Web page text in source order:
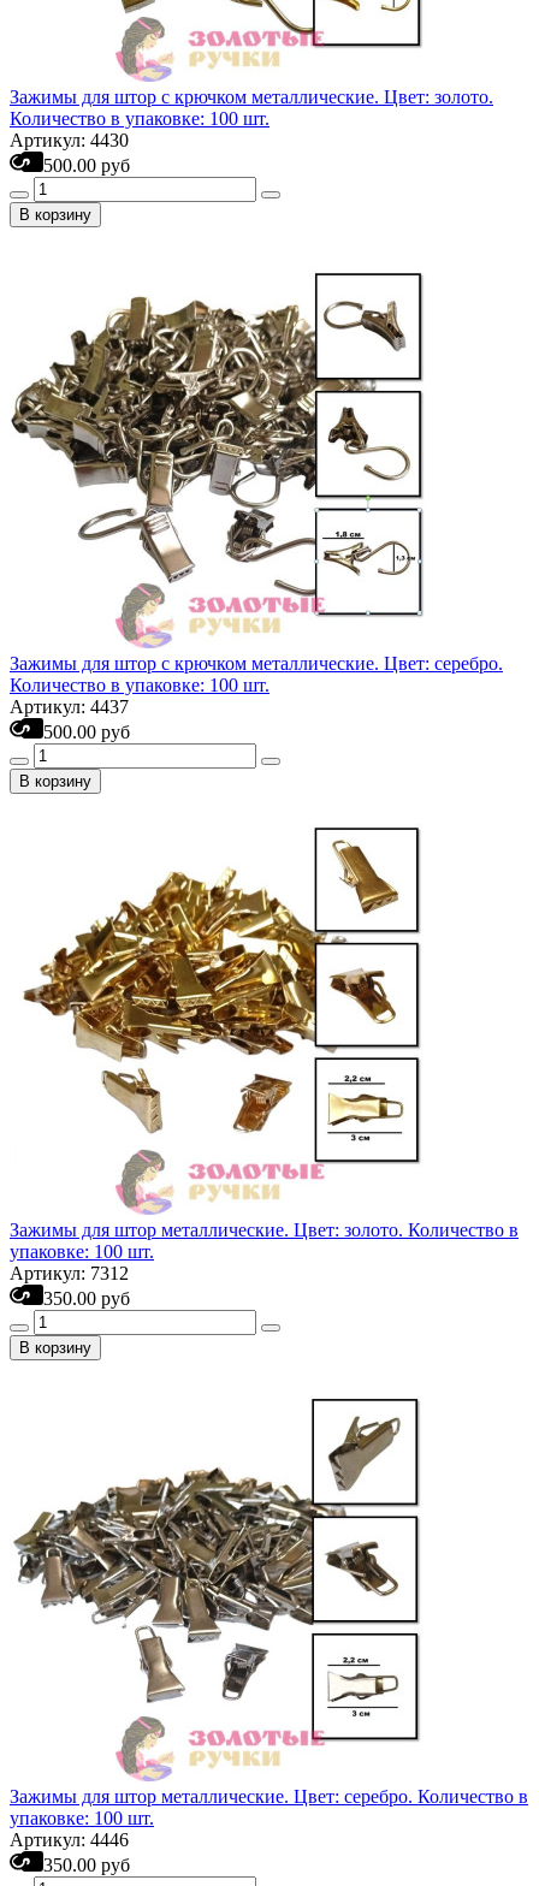
Зажимы для штор с крючком металлические. Цвет: золото.
Количество в упаковке: 100 шт.
Артикул: 4430
500.00 руб
В корзину
Зажимы для штор с крючком металлические. Цвет: серебро.
Количество в упаковке: 100 шт.
Артикул: 4437
500.00 руб
В корзину
Зажимы для штор металлические. Цвет: золото. Количество в
упаковке: 100 шт.
Артикул: 7312
350.00 руб
В корзину
Зажимы для штор металлические. Цвет: серебро. Количество в
упаковке: 100 шт.
Артикул: 4446
350.00 руб